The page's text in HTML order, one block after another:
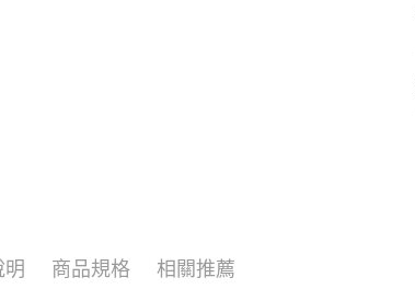
明 商品規格 相關推薦